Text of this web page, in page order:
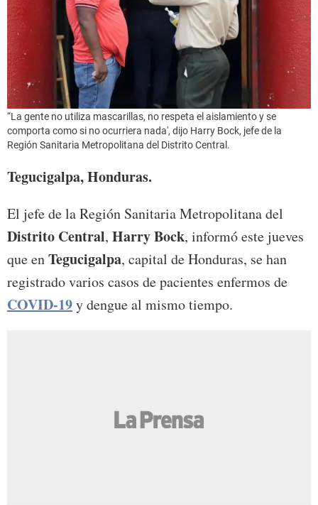
“La gente no utiliza mascarillas, no respeta el aislamiento y se
comporta como si no ocurriera nada', dijo Harry Bock, jefe de la
Región Sanitaria Metropolitana del Distrito Central.
Tegucigalpa, Honduras.
El jefe de la Región Sanitaria Metropolitana del
Distrito Central, Harry Bock, informó este jueves
que enTegucigalpa, capital de Honduras, se han
registrado varios casos de pacientes enfermos de
COVID-19y dengue al mismo tiempo.